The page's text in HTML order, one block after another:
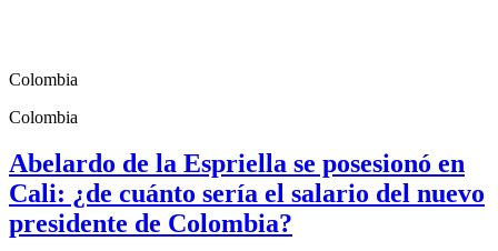
Colombia
Colombia
Abelardo de la Espriella se posesionó en
Cali: ¿de cuánto sería el salario del nuevo
presidente de Colombia?